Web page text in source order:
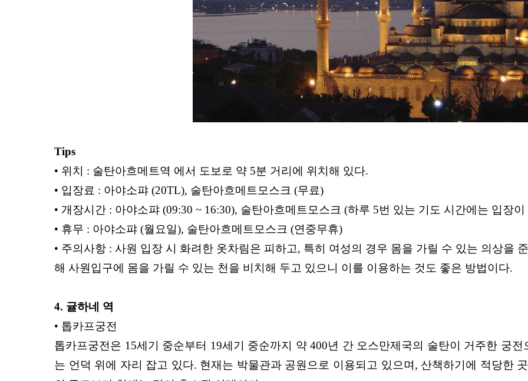
Tips
• 위치 : 술탄아흐메트역 에서 도보로 약 5분 거리에 위치해 있다.
• 입장료 : 아야소퍄 (20TL), 술탄아흐메트모스크 (무료)
• 개장시간 : 아야소퍄 (09:30 ~ 16:30), 술탄아흐메트모스크 (하루 5번 있는 기도 시간에는 입장
• 휴무 : 아야소퍄 (월요일), 술탄아흐메트모스크 (연중무휴)
• 주의사항 : 사원 입장 시 화려한 옷차림은 피하고, 특히 여성의 경우 몸을 가릴 수 있는 의상을
해 사원입구에 몸을 가릴 수 있는 천을 비치해 두고 있으니 이를 이용하는 것도 좋은 방법이다.
4. 귤하네 역
• 톱카프궁전
톱카프궁전은 15세기 중순부터 19세기 중순까지 약 400년 간 오스만제국의 술탄이 거주한 궁
는 언덕 위에 자리 잡고 있다. 현재는 박물관과 공원으로 이 용되고 있으며, 산책하기에 적당한